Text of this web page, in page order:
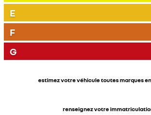
E
F
G
estimez votre véhicule toutes marques
renseignez votre